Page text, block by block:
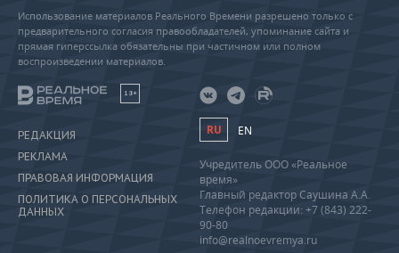
Использование материалов Реального Времени разрешено только с
предварительного согласия правообладателей, упоминание сайта и
прямая гиперссылка обязательны при частичном или полном
воспроизведении материалов.
18+
РЕДАКЦИЯ
РЕКЛАМА
ПРАВОВАЯ ИНФОРМАЦИЯ
ПОЛИТИКА О ПЕРСОНАЛЬНЫХ
ДАННЫХ
RU EN
Учредитель ООО «Реальное
время»
Главный редактор Саушина А.А.
Телефон редакции: +7 (843) 222-
90-80
info@realnoevremya.ru